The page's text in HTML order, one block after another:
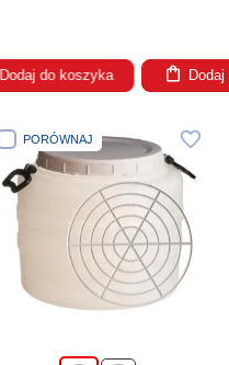
Dodaj do koszyka
PORÓWNAJ